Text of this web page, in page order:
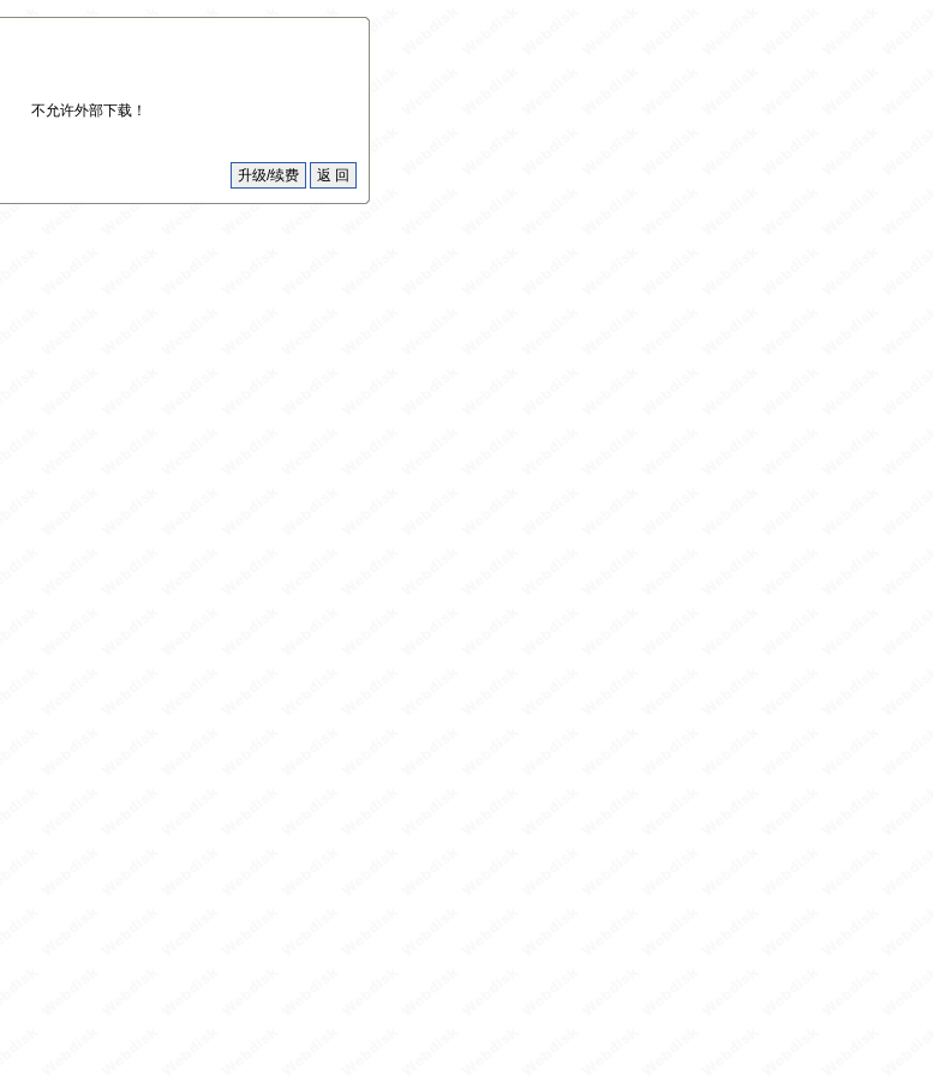
不允许外部下载！